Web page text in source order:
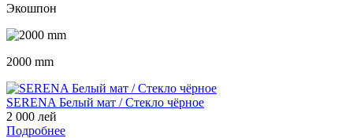
Экошпон
2000 mm
SERENA Белый мат / Стекло чёрное
2 000 лей
Подробнее